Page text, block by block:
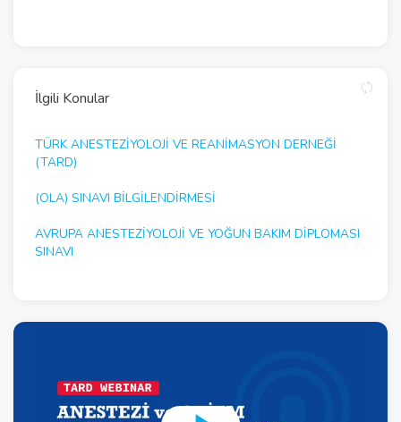
İlgili Konular
TÜRK ANESTEZİYOLOJİ VE REANİMASYON DERNEĞİ
(TARD)
(OLA) SINAVI BİLGİLENDİRMESİ
AVRUPA ANESTEZIYOLOJI VE YOĞUN BAKIM DIPLOMASI
SINAVI